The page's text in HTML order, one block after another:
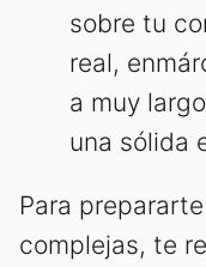
sobre tu
real,
a muy
una sólida
Para
complejas, te